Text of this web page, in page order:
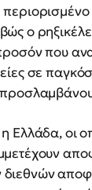
ο
που
σε
Ελλάδα, οι